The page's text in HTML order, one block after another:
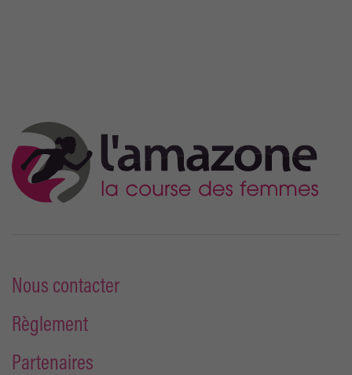
Nous contacter
Règlement
Partenaires